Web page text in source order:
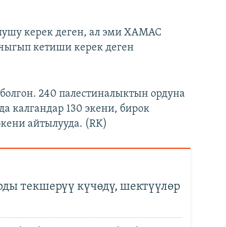
керек деген, ал эми ХАМАС
кетиши керек деген
240 палестиналыктын ордуна
калгандар 130 экени, бирок
айтылууда. (RK)
текшерүү күчөдү, шектүүлөр